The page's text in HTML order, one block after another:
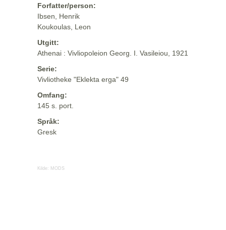
Forfatter/person:
Ibsen, Henrik
Koukoulas, Leon
Utgitt:
Athenai : Vivliopoleion Georg. I. Vasileiou, 1921
Serie:
Vivliotheke "Eklekta erga" 49
Omfang:
145 s. port.
Språk:
Gresk
Kilde: MODS